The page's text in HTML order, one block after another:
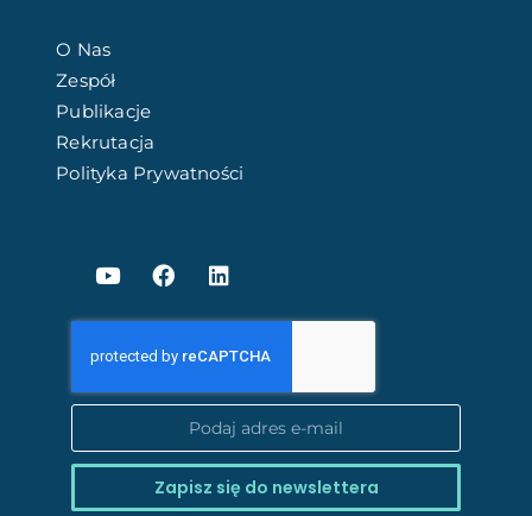
O Nas
Zespół
Publikacje
Rekrutacja
Polityka Prywatności
Zapisz się do newslettera